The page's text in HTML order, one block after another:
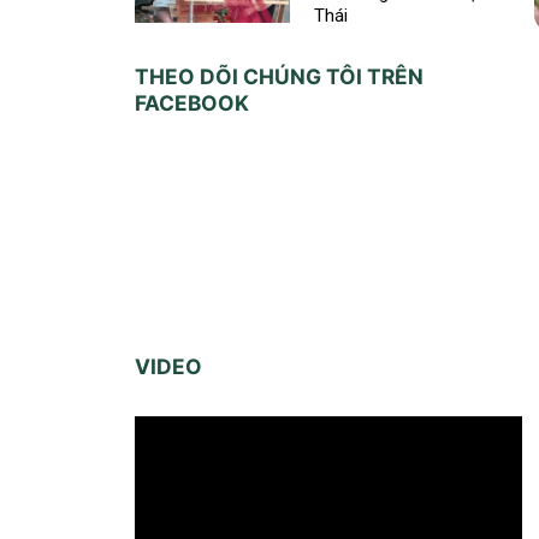
Thái
THEO DÕI CHÚNG TÔI TRÊN
FACEBOOK
VIDEO